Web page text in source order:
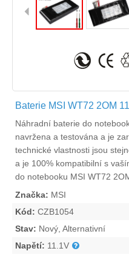
Baterie MSI WT72 2OM
Náhradní baterie do
navržena a testována a je
technické vlastnosti jsou
a je 100% kompatibilní s
do notebooku MSI WT72
Značka: MSI
Kód: CZB1054
Stav: Nový, Alternativní
Napětí: 11.1V